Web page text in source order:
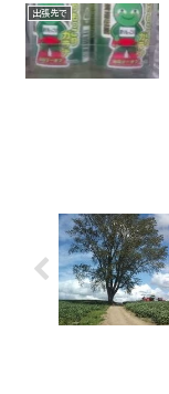
出張先で